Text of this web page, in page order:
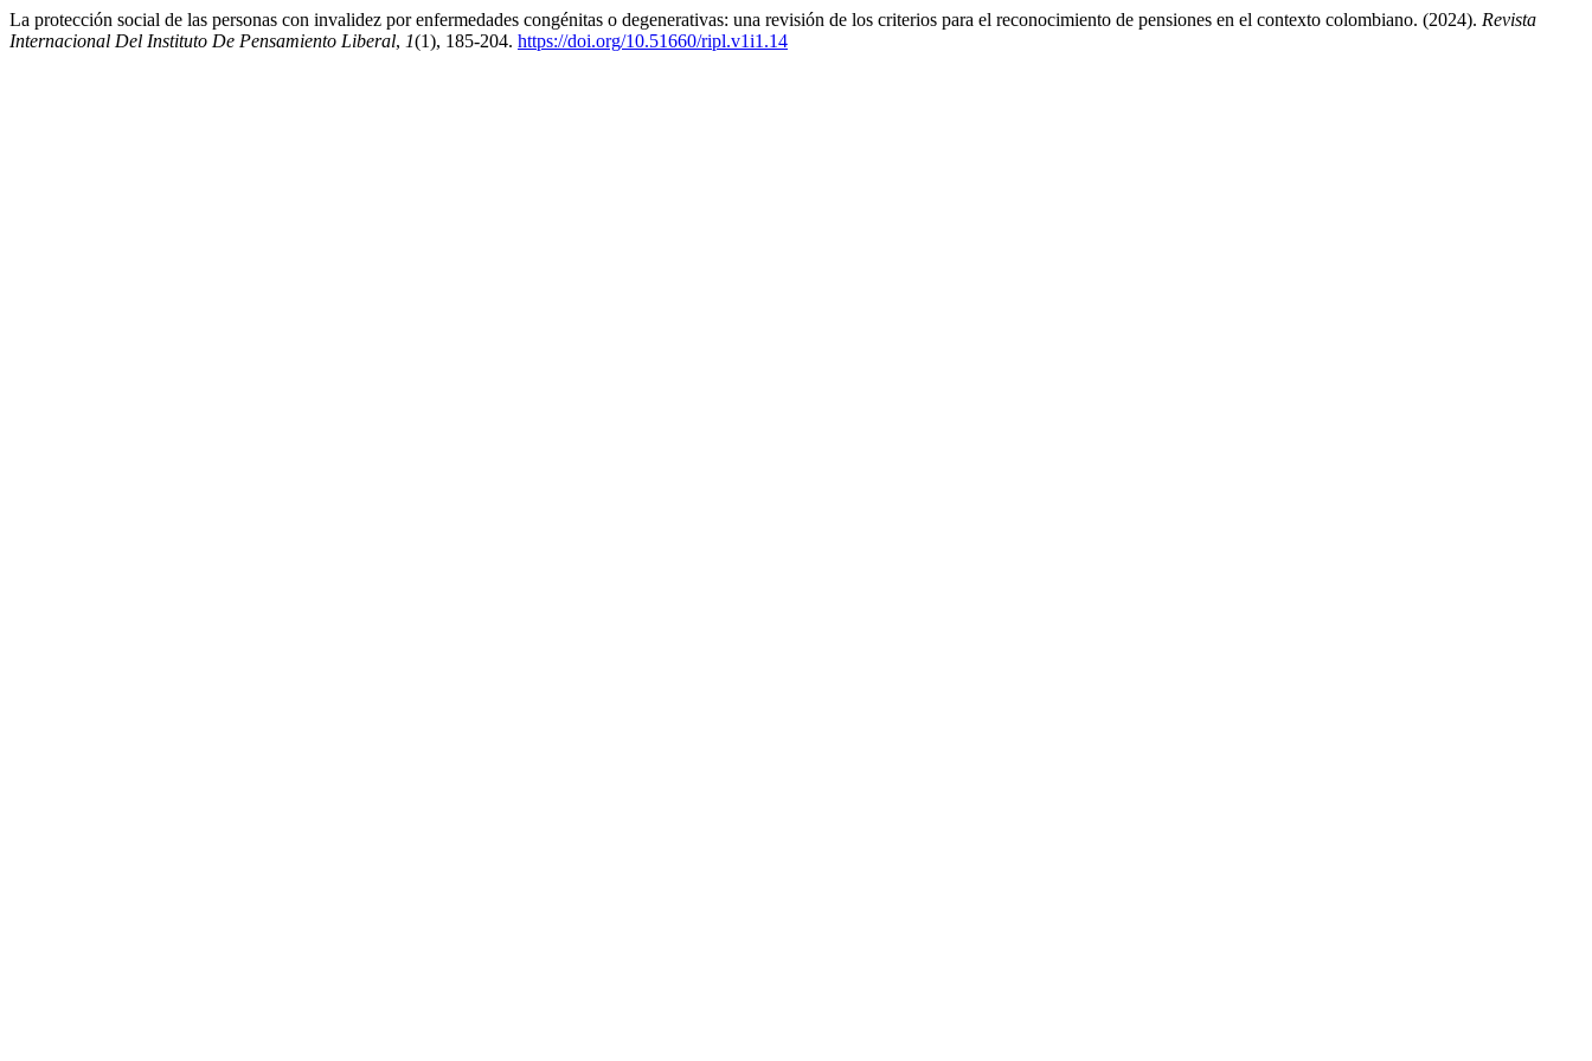
La protección social de las personas con invalidez por enfermedades congénitas o degenerativas: una revisión de los criterios para el reconocimiento de pensiones en el contexto colombiano. (2024). Revista
Internacional Del Instituto De Pensamiento Liberal, 1(1), 185-204. https://doi.org/10.51660/ripl.v1i1.14